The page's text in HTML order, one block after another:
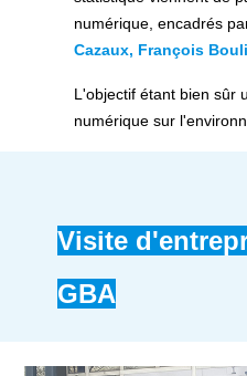
numérique, encadrés
Cazaux, François
L'objectif étant bien sûr
numérique sur
Visite
GBA